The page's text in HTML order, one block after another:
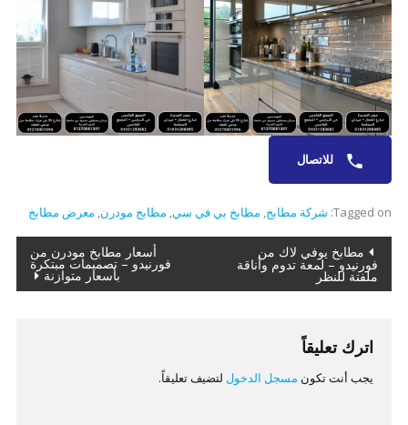
للاتصال
Tagged on: شركة مطابخ, مطابخ بي في سي, مطابخ مودرن, معرض مطابخ
تصفّح
المقالات
مطابخ يوفي لاك من
فورنيدو – لمعة تدوم وأناقة
ملفتة للنظر
أسعار مطابخ مودرن من
فورنيدو – تصميمات مبتكرة
بأسعار متوازنة
اترك تعليقاً
يجب أنت تكون مسجل الدخول لتضيف تعليقاً.